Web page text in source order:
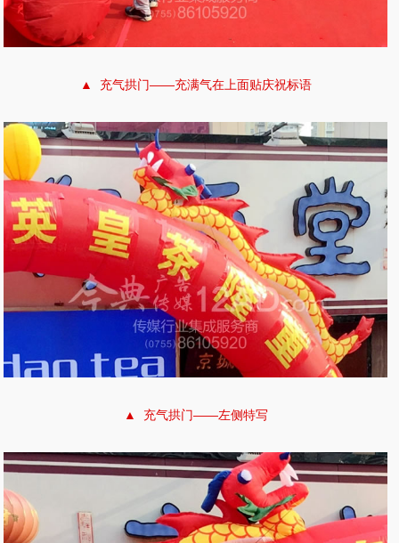
▲ 充气拱门——充满气在上面贴庆祝标语
▲ 充气拱门——左侧特写